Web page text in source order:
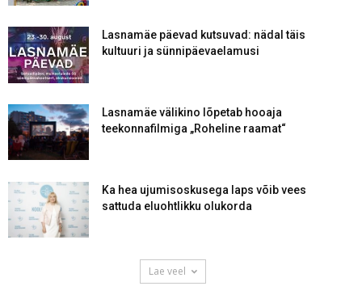
Lasnamäe päevad kutsuvad: nädal täis
kultuuri ja sünnipäevaelamusi
Lasnamäe välikino lõpetab hooaja
teekonnafilmiga „Roheline raamat“
Ka hea ujumisoskusega laps võib vees
sattuda eluohtlikku olukorda
Lae veel